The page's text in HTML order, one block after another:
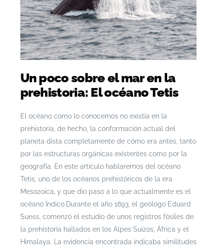
Un poco sobre el mar en la
prehistoria: El océano Tetis
El océano como lo conocemos no existía en la
prehistoria, de hecho, la conformación actual del
planeta dista completamente de cómo era antes, tanto
por las estructuras orgánicas existentes como por la
geografía. En este artículo hablaremos del océano
Tetis, uno de los océanos prehistóricos de la era
Mesozoica, y que dio paso a lo que actualmente es el
océano Índico.Durante el año 1893, el geólogo Eduard
Suess, comenzó el estudio de unos registros fósiles de
la prehistoria hallados en los Alpes Suizos, África y el
Himalaya. La evidencia encontrada indicaba similitudes